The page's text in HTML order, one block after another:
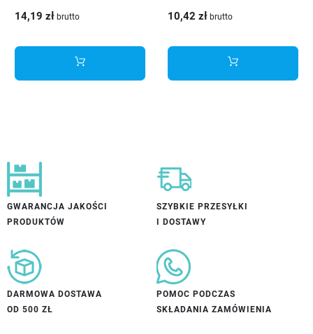
14,19 zł brutto 10,42 zł brutto
GWARANCJA JAKOŚCI
PRODUKTÓW
SZYBKIE PRZESYŁKI
I DOSTAWY
DARMOWA DOSTAWA
OD 500 ZŁ
POMOC PODCZAS
SKŁADANIA ZAMÓWIENIA